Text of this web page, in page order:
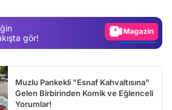
gör!
Video
Muzlu Pankekli "Esnaf Kahvaltısına"
Gelen Birbirinden Komik ve Eğlenceli
Yorumlar!